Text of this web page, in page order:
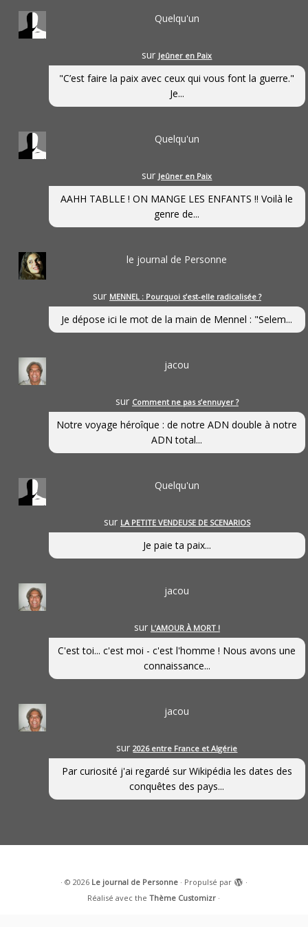
Quelqu'un
sur Jeûner en Paix
"C’est faire la paix avec ceux qui vous font la guerre."
Je...
Quelqu'un
sur Jeûner en Paix
AAHH TABLLE ! ON MANGE LES ENFANTS !! Voilà le
genre de...
le journal de Personne
sur MENNEL : Pourquoi s’est-elle radicalisée ?
Je dépose ici le mot de la main de Mennel : "Selem...
jacou
sur Comment ne pas s’ennuyer ?
Notre voyage héroîque : de notre ADN double à notre
ADN total...
Quelqu'un
sur LA PETITE VENDEUSE DE SCENARIOS
Je paie ta paix...
jacou
sur L’AMOUR À MORT !
C'est toi... c'est moi - c'est l'homme ! Nous avons une
connaissance...
jacou
sur2026 entre France et Algérie
Par curiosité j'ai regardé sur Wikipédia les dates des
conquêtes des pays...
· © 2026 Le journal de Personne· Propulsé par
·
Réalisé avec theThème Customizr ·